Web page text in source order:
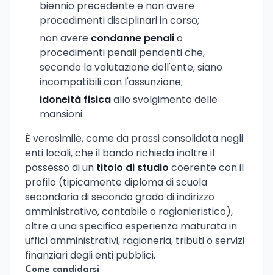
biennio precedente e non avere
procedimenti disciplinari in corso;
non avere condanne penalio
procedimenti penali pendenti che,
secondo la valutazione dell'ente, siano
incompatibili con l'assunzione;
idoneità fisicaallo svolgimento delle
mansioni.
È verosimile, come da prassi consolidata negli
enti locali, che il bando richieda inoltre il
possesso di un titolo di studio coerente con il
profilo (tipicamente diploma di scuola
secondaria di secondo grado di indirizzo
amministrativo, contabile o ragionieristico),
oltre a una specifica esperienza maturata in
uffici amministrativi, ragioneria, tributi o servizi
finanziari degli enti pubblici.
Come candidarsi